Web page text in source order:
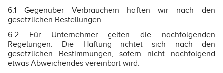
6.1 Gegenüber Verbrauchern haften wir nach den
gesetzlichen Bestellungen.
6.2 Für Unternehmer gelten die nachfolgenden
Regelungen: Die Haftung richtet sich nach den
gesetzlichen Bestimmungen, sofern nicht nachfolgend
etwas Abweichendes vereinbart wird.